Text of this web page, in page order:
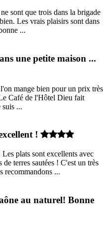
sont que trois dans la brigade
Les vrais plaisirs sont dans
...
une petite maison ...
mange bien pour un prix très
Café de l'Hôtel Dieu fait
suis ...
!
plats sont excellents avec
terres sautées ! C'est un très
recommandons ...
au naturel! Bonne